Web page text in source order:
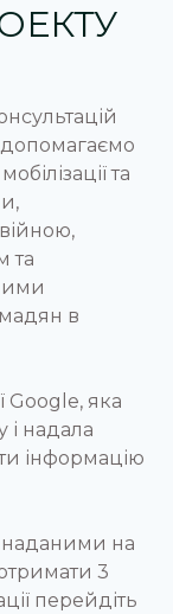
та
та
в
Google, яка
і надала
інформацію
наданими на
3
перейдіть